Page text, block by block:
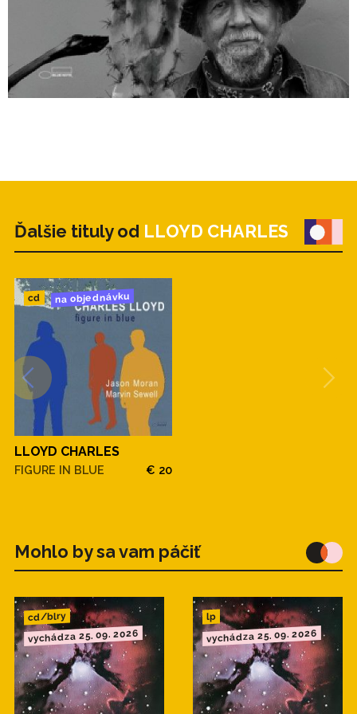
Ďalšie tituly od LLOYD CHARLES
cd na objednávku
LLOYD CHARLES
FIGURE IN BLUE € 20
Mohlo by sa vam páčiť
cd/blry
vychádza 25. 09. 2026
lp
vychádza 25. 09. 2026